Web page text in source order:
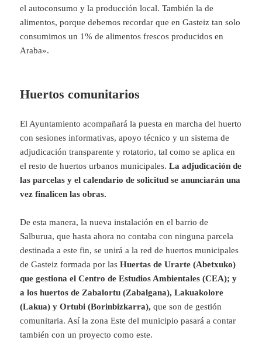
el autoconsumo y la producción local. También la de
alimentos, porque debemos recordar que en Gasteiz tan solo
consumimos un 1% de alimentos frescos producidos en
Araba».
Huertos comunitarios
El Ayuntamiento acompañará la puesta en marcha del huerto
con sesiones informativas, apoyo técnico y un sistema de
adjudicación transparente y rotatorio, tal como se aplica en
el resto de huertos urbanos municipales.La adjudicación de
las parcelas y el calendario de solicitud se anunciarán una
vez finalicen las obras.
De esta manera, la nueva instalación en el barrio de
Salburua, que hasta ahora no contaba con ninguna parcela
destinada a este fin, se unirá a la red de huertos municipales
de Gasteiz formada por las Huertas de Urarte (Abetxuko)
que gestiona el Centro de Estudios Ambientales (CEA); y
a los huertos de Zabalortu (Zabalgana), Lakuakolore
(Lakua) y Ortubi (Borinbizkarra),que son de gestión
comunitaria. Así la zona Este del municipio pasará a contar
también con un proyecto como este.